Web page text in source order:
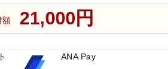
額 21,000円
ANA Pay